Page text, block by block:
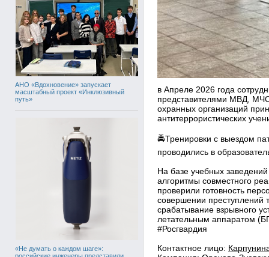
АНО «Вдохновение» запускает
масштабный проект «Инклюзивный
путь»
«Не думать о каждом шаге»:
в Апреле 2026 года
представителями МВД,
охранных организаций
антитеррористических
🚔Тренировки с выездом
проводились в
На базе учебных
алгоритмы совместного
проверили готовность
совершении преступлений
срабатывание взрывного
летательным аппаратом
#Росгвардия
Контактное лицо: